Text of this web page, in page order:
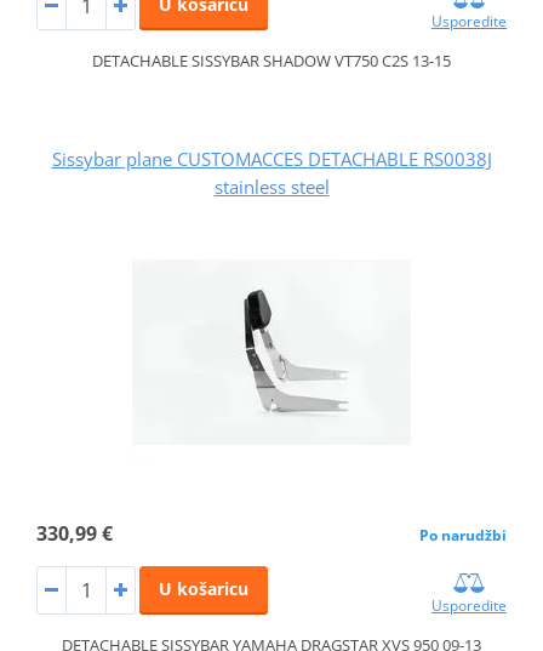
U košaricu
Usporedite
DETACHABLE SISSYBAR SHADOW VT750 C2S 13-15
Sissybar plane CUSTOMACCES DETACHABLE RS0038J
stainless steel
330,99 € Po narudžbi
U košaricu
Usporedite
DETACHABLE SISSYBAR YAMAHA DRAGSTAR XVS 950 09-13